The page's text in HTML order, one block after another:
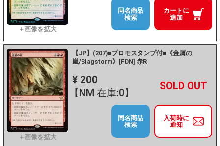
カートに
追加
同名商品
検索
【JP】(207)■プロモスタンプ付■《金屑の
嵐/Slagstorm》[FDN] 赤R
¥ 200
【NM 在庫:0】
－ +
入荷時に
通知
同名商品
検索